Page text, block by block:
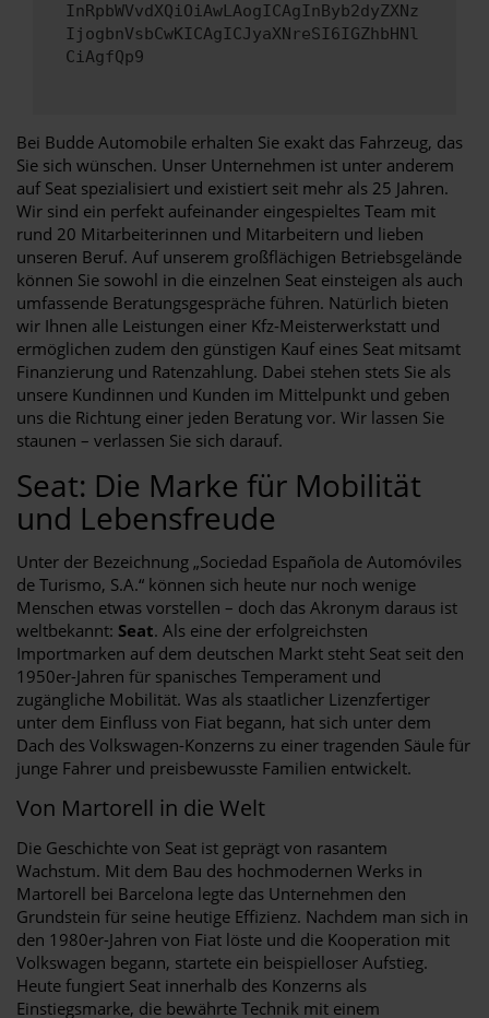
InRpbWVvdXQiOiAwLAogICAgInByb2dyZXNz
IjogbnVsbCwKICAgICJyaXNreSI6IGZhbHNl
CiAgfQp9
Bei Budde Automobile erhalten Sie exakt das Fahrzeug, das
Sie sich wünschen. Unser Unternehmen ist unter anderem
auf Seat spezialisiert und existiert seit mehr als 25 Jahren.
Wir sind ein perfekt aufeinander eingespieltes Team mit
rund 20 Mitarbeiterinnen und Mitarbeitern und lieben
unseren Beruf. Auf unserem großflächigen Betriebsgelände
können Sie sowohl in die einzelnen Seat einsteigen als auch
umfassende Beratungsgespräche führen. Natürlich bieten
wir Ihnen alle Leistungen einer Kfz-Meisterwerkstatt und
ermöglichen zudem den günstigen Kauf eines Seat mitsamt
Finanzierung und Ratenzahlung. Dabei stehen stets Sie als
unsere Kundinnen und Kunden im Mittelpunkt und geben
uns die Richtung einer jeden Beratung vor. Wir lassen Sie
staunen – verlassen Sie sich darauf.
Seat: Die Marke für Mobilität
und Lebensfreude
Unter der Bezeichnung „Sociedad Española de Automóviles
de Turismo, S.A.“ können sich heute nur noch wenige
Menschen etwas vorstellen – doch das Akronym daraus ist
weltbekannt: Seat. Als eine der erfolgreichsten
Importmarken auf dem deutschen Markt steht Seat seit den
1950er-Jahren für spanisches Temperament und
zugängliche Mobilität. Was als staatlicher Lizenzfertiger
unter dem Einfluss von Fiat begann, hat sich unter dem
Dach des Volkswagen-Konzerns zu einer tragenden Säule für
junge Fahrer und preisbewusste Familien entwickelt.
Von Martorell in die Welt
Die Geschichte von Seat ist geprägt von rasantem
Wachstum. Mit dem Bau des hochmodernen Werks in
Martorell bei Barcelona legte das Unternehmen den
Grundstein für seine heutige Effizienz. Nachdem man sich in
den 1980er-Jahren von Fiat löste und die Kooperation mit
Volkswagen begann, startete ein beispielloser Aufstieg.
Heute fungiert Seat innerhalb des Konzerns als
Einstiegsmarke, die bewährte Technik mit einem